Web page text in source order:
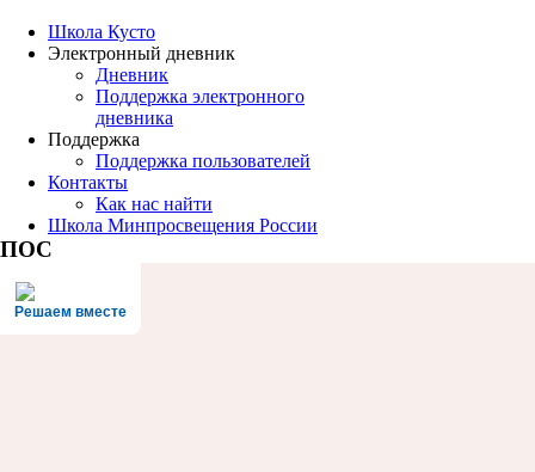
Школа Кусто
Электронный дневник
Дневник
Поддержка электронного
дневника
Поддержка
Поддержка пользователей
Контакты
Как нас найти
Школа Минпросвещения России
ПОС
Решаем вместе